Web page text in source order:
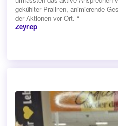
gekühlter Pralinen, animierende
der Aktionen vor Ort. “
Zeynep